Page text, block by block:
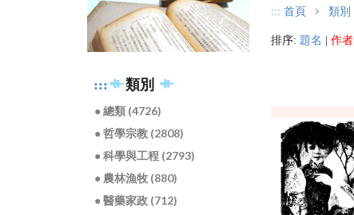
::: 類別
● 總類 (4726)
● 哲學宗教 (2808)
● 科學與工程 (2793)
● 農林漁牧 (880)
● 醫藥家政 (712)
::: 首頁 類別
排序: 題名 |作者